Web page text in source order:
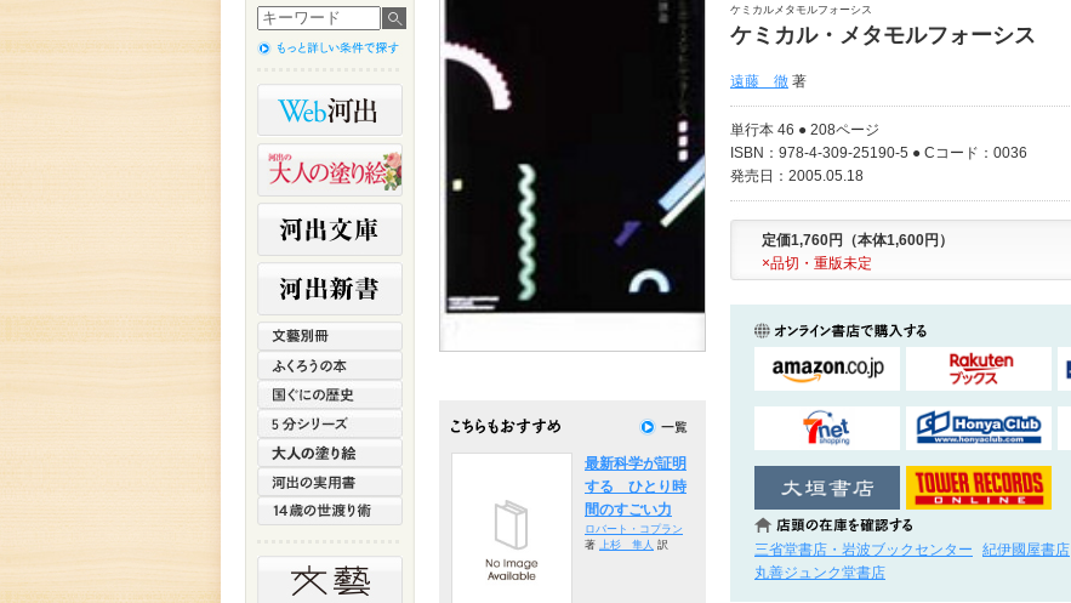
ケミカルメタモルフォーシス
ケミカル・メタモルフォーシス
遠藤 徹 著
単行本 46 ● 208ページ
ISBN：978-4-309-25190-5 ● Cコード：0036
発売日：2005.05.18
定価1,760円（本体1,600円）
×品切・重版未定
三省堂書店・岩波ブックセンター 紀伊國屋書店
丸善ジュンク堂書店
最新科学が証明
する ひとり時
間のすごい力
ロバート・コプラン
著 上杉 隼人 訳